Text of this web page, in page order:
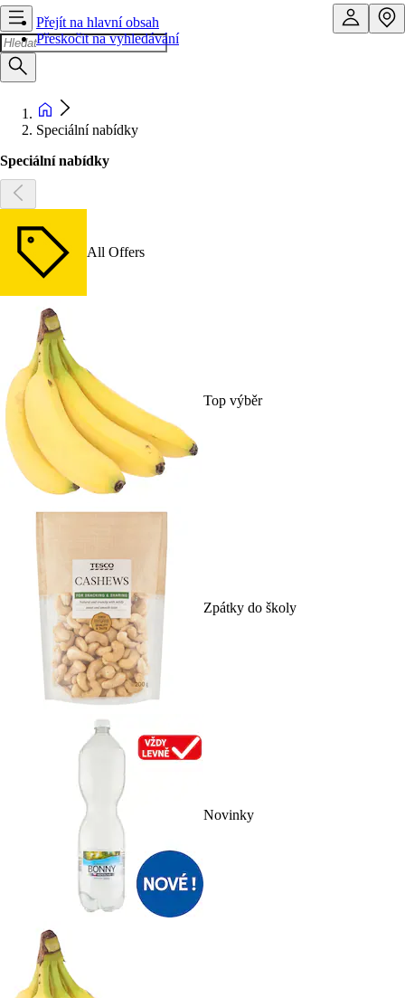
Přejít na hlavní obsah
Přeskočit na vyhledávání
Speciální nabídky
Speciální nabídky
All Offers
Top výběr
Zpátky do školy
Novinky